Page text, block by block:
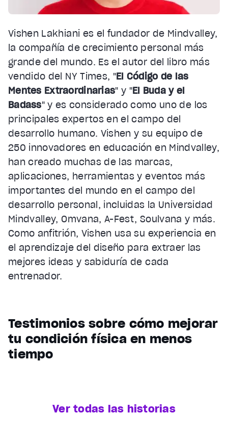
Vishen Lakhiani es el fundador de Mindvalley,
la compañía de crecimiento personal más
grande del mundo. Es el autor del libro más
vendido del NY Times, "El Código de las
Mentes Extraordinarias" y "El Buda y el
Badass" y es considerado como uno de los
principales expertos en el campo del
desarrollo humano. Vishen y su equipo de
250 innovadores en educación en Mindvalley,
han creado muchas de las marcas,
aplicaciones, herramientas y eventos más
importantes del mundo en el campo del
desarrollo personal, incluidas la Universidad
Mindvalley, Omvana, A-Fest, Soulvana y más.
Como anfitrión, Vishen usa su experiencia en
el aprendizaje del diseño para extraer las
mejores ideas y sabiduría de cada
entrenador.
Testimonios sobre cómo mejorar
tu condición física en menos
tiempo
Ver todas las historias